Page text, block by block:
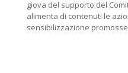
giova del supporto del
alimenta di contenuti le
sensibilizzazione